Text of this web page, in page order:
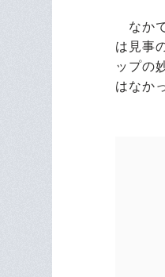
なか
は見事
ップの
はなか